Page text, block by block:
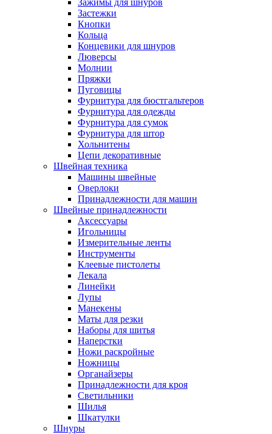
Зажимы для шнуров
Застежки
Кнопки
Кольца
Концевики для шнуров
Люверсы
Молнии
Пряжки
Пуговицы
Фурнитура для бюстгальтеров
Фурнитура для одежды
Фурнитура для сумок
Фурнитура для штор
Хольнитены
Цепи декоративные
Швейная техника
Машины швейные
Оверлоки
Принадлежности для машин
Швейные принадлежности
Аксессуары
Игольницы
Измерительные ленты
Инструменты
Клеевые пистолеты
Лекала
Линейки
Лупы
Манекены
Маты для резки
Наборы для шитья
Наперстки
Ножи раскройные
Ножницы
Органайзеры
Принадлежности для кроя
Светильники
Шилья
Шкатулки
Шнуры